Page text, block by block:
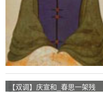
【双调】庆宣和_春思一架残